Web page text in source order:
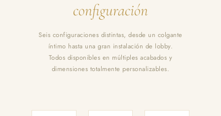
configuración
Seis configuraciones distintas, desde un colgante
íntimo hasta una gran instalación de lobby.
Todos disponibles en múltiples acabados y
dimensiones totalmente personalizables.